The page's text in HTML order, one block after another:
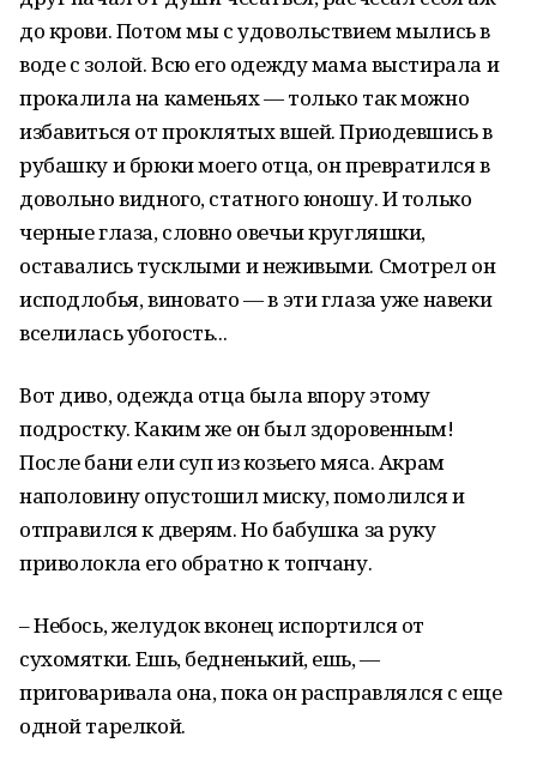
до крови. Потом мы с удовольствием мылись в
воде с золой. Всю его одежду мама выстирала и
прокалила на каменьях — только так можно
избавиться от проклятых вшей. Приодевшись в
рубашку и брюки моего отца, он превратился в
довольно видного, статного юношу. И только
черные глаза, словно овечьи кругляшки,
оставались тусклыми и неживыми. Смотрел он
исподлобья, виновато — в эти глаза уже навеки
вселилась убогость...
Вот диво, одежда отца была впору этому
подростку. Каким же он был здоровенным!
После бани ели суп из козьего мяса. Акрам
наполовину опустошил миску, помолился и
отправился к дверям. Но бабушка за руку
приволокла его обратно к топчану.
– Небось, желудок вконец испортился от
сухомятки. Ешь, бедненький, ешь, —
приговаривала она, пока он расправлялся с еще
одной тарелкой.